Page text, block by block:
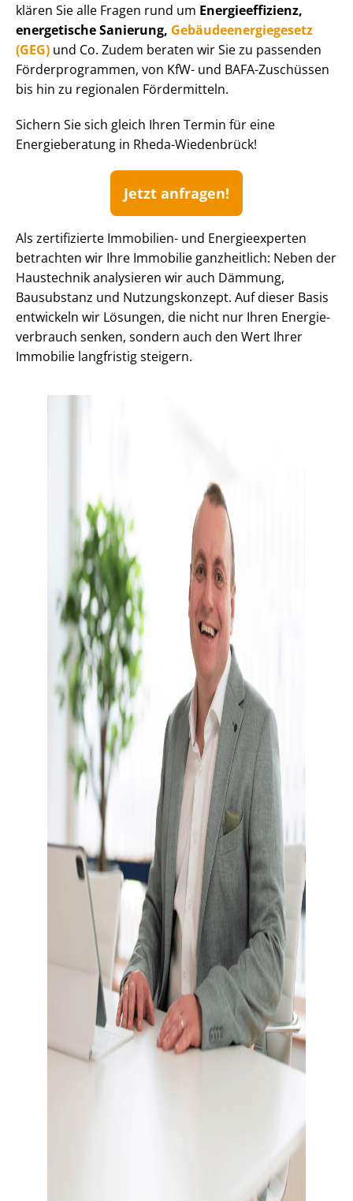
klären Sie alle Fragen rund um En­er­gie­ef­fi­zi­enz,
energetische Sanierung, Ge­bäu­de­en­er­gie­ge­setz
(GEG) und Co. Zudem beraten wir Sie zu passenden
För­der­pro­gram­men, von KfW- und BAFA-Zuschüssen
bis hin zu regionalen Fördermitteln.
Sichern Sie sich gleich Ihren Termin für eine
Energieberatung in Rheda-Wiedenbrück!
Jetzt anfragen!
Als zertifizierte Immobilien- und Energieexperten
betrachten wir Ihre Immobilie ganzheitlich: Neben der
Haustechnik analysieren wir auch Dämmung,
Bausubstanz und Nutzungskonzept. Auf dieser Basis
entwickeln wir Lösungen, die nicht nur Ihren En­er­gie­
ver­brauch senken, sondern auch den Wert Ihrer
Immobilie langfristig steigern.